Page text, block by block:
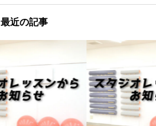
最近の記事